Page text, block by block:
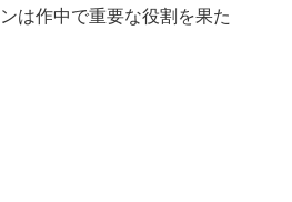
は作中で重要な役割を果た